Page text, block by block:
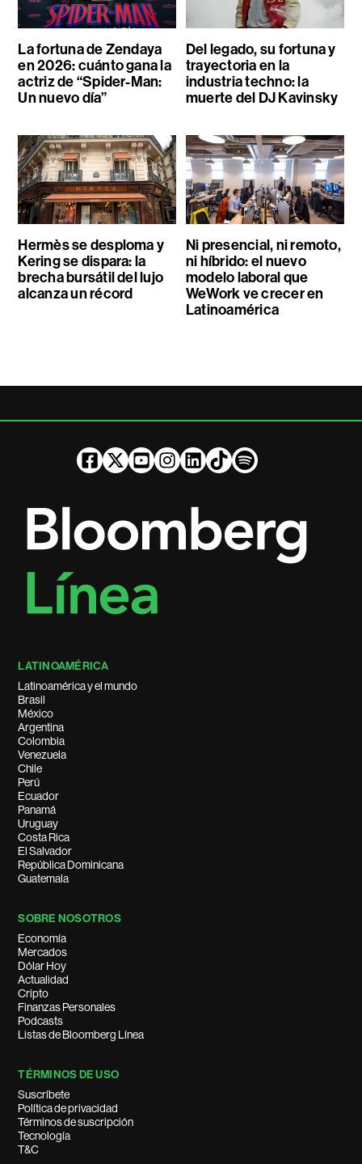
La fortuna de Zendaya
en 2026: cuánto gana la
actriz de “Spider-Man:
Un nuevo día”
Del legado, su fortuna y
trayectoria en la
industria techno: la
muerte del DJ Kavinsky
Hermès se desploma y
Kering se dispara: la
brecha bursátil del lujo
alcanza un récord
Ni presencial, ni remoto,
ni híbrido: el nuevo
modelo laboral que
WeWork ve crecer en
Latinoamérica
LATINOAMÉRICA
Latinoamérica y el mundo
Brasil
México
Argentina
Colombia
Venezuela
Chile
Perú
Ecuador
Panamá
Uruguay
Costa Rica
El Salvador
República Dominicana
Guatemala
SOBRE NOSOTROS
Economía
Mercados
Dólar Hoy
Actualidad
Cripto
Finanzas Personales
Podcasts
Listas de Bloomberg Línea
TÉRMINOS DE USO
Suscríbete
Política de privacidad
Términos de suscripción
Tecnología
T&C